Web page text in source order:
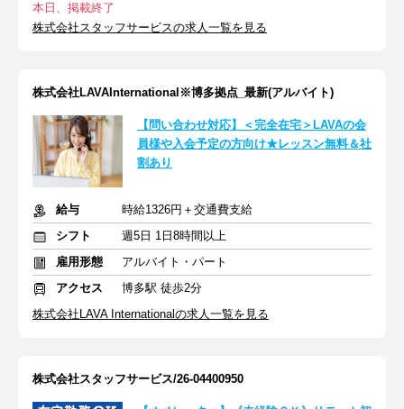
本日、掲載終了
株式会社スタッフサービスの求人一覧を見る
株式会社LAVAInternational※博多拠点_最新(アルバイト)
【問い合わせ対応】＜完全在宅＞LAVAの会
員様や入会予定の方向け★レッスン無料＆社
割あり
給与
時給1326円＋交通費支給
シフト
週5日 1日8時間以上
雇用形態
アルバイト・パート
アクセス
博多駅 徒歩2分
株式会社LAVA Internationalの求人一覧を見る
株式会社スタッフサービス/26-04400950